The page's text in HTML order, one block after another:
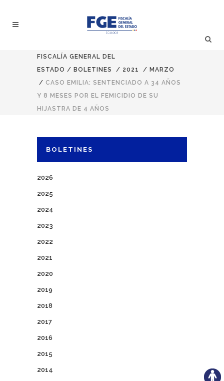
FISCALÍA GENERAL DEL
ESTADO / BOLETINES / 2021 / MARZO
/ CASO EMILIA: SENTENCIADO A 34 AÑOS
Y 8 MESES POR EL FEMICIDIO DE SU
HIJASTRA DE 4 AÑOS
BOLETINES
2026
2025
2024
2023
2022
2021
2020
2019
2018
2017
2016
2015
2014